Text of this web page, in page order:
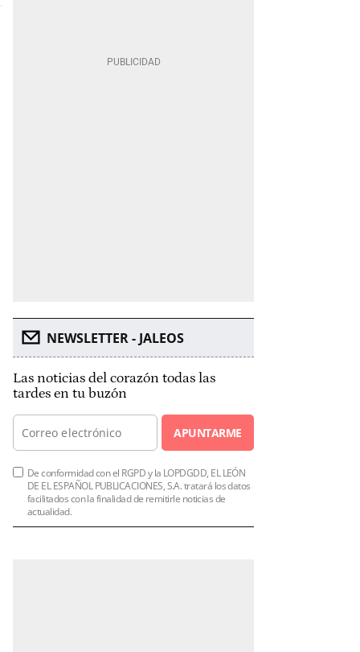
NEWSLETTER - JALEOS
Las noticias del corazón todas las
tardes en tu buzón
APUNTARME
De conformidad con el RGPD y la LOPDGDD, EL LEÓN
DE EL ESPAÑOL PUBLICACIONES, S.A. tratará los datos
facilitados con la finalidad de remitirle noticias de
actualidad.